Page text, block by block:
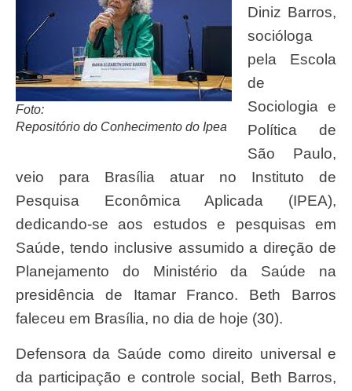
Foto:
Repositório do Conhecimento do Ipea
Diniz Barros,
socióloga
pela Escola
de
Sociologia e
Política de
São Paulo,
veio para Brasília atuar no Instituto de
Pesquisa Econômica Aplicada (IPEA),
dedicando-se aos estudos e pesquisas em
Saúde, tendo inclusive assumido a direção de
Planejamento do Ministério da Saúde na
presidência de Itamar Franco. Beth Barros
faleceu em Brasília, no dia de hoje (30).
Defensora da Saúde como direito universal e
da participação e controle social, Beth Barros,